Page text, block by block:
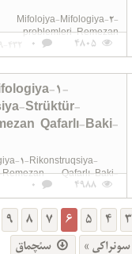
Mifologiya-2-
problemleri-Remezan
4805
0
1-
Strüktür-
Qafarlı-Baki-
1-Rikonstruqsiya-
Remezan Qafarlı-Baki-
4988
0
3
4
5
6
7
8
9
سونراکی » سئچماق